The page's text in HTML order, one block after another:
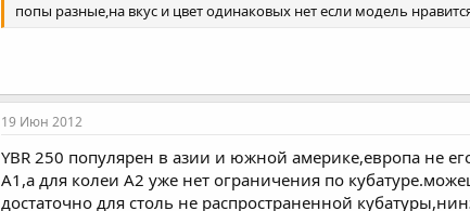
попы разные,на вкус и цвет одинаковых нет если модель
19 Июн 2012
YBR 250 популярен в азии и южной америке,европа не
А1,а для колеи А2 уже нет ограничения по
достаточно для столь не распространенной